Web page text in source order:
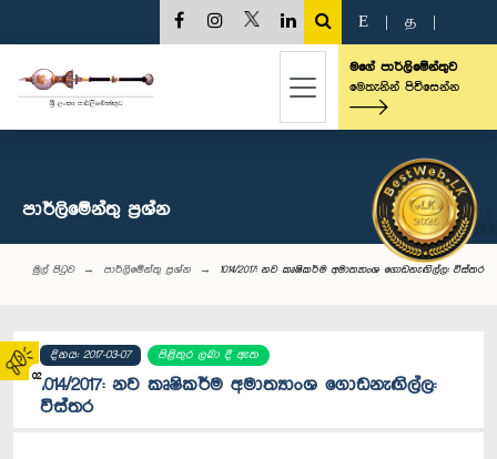
02
E த
මගේ පාර්ලිමේන්තුව
මෙතැනින් පිවිසෙන්න
පාර්ලි‌මේන්තු‌ ප්‍රශ්න
මුල් පිටුව පාර්ලි‌මේන්තු‌ ප්‍රශ්න 1014/2017: නව කෘෂිකර්ම අමාත්‍යාංශ ගොඩනැඟිල්ල: විස්තර
දිනය: 2017-03-07 පිළිතුර ලබා දී ඇත
1014/2017: නව කෘෂිකර්ම අමාත්‍යාංශ ගොඩනැඟිල්ල:
විස්තර